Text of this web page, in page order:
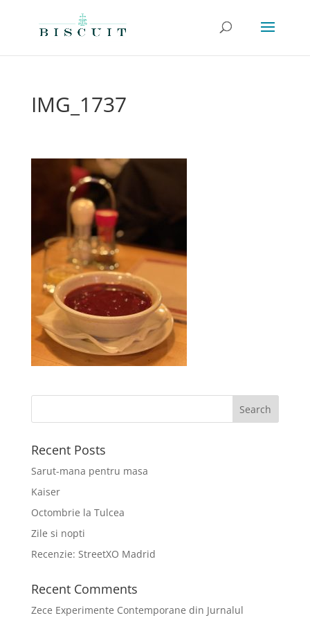
IMG_1737
Recent Posts
Sarut-mana pentru masa
Kaiser
Octombrie la Tulcea
Zile si nopti
Recenzie: StreetXO Madrid
Recent Comments
Zece Experimente Contemporane din Jurnalul